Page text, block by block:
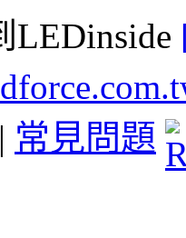
LEDinside
| 常見問題